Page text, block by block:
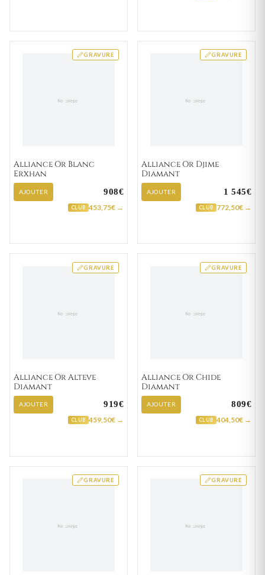
GRAVURE
Alliance Or Blanc
Erxhan
AJOUTER 908€
CLUB 453,75€ →
GRAVURE
Alliance Or Djime
Diamant
AJOUTER 1 545€
CLUB 772,50€ →
GRAVURE
Alliance Or Alteve
Diamant
AJOUTER 919€
CLUB 459,50€ →
GRAVURE
Alliance Or Chide
Diamant
AJOUTER 809€
CLUB 404,50€ →
GRAVURE GRAVURE